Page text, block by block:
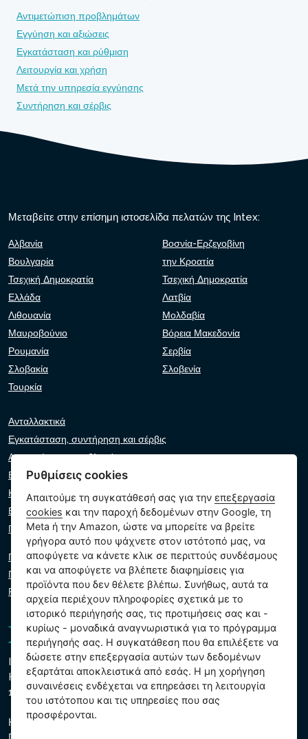
Αντιμετώπιση προβλημάτων
Εγγύηση και αξιώσεις
Εγκατάσταση και ρύθμιση
Λειτουργία και χρήση
Μετά την υπηρεσία εγγύησης
Συντήρηση και σέρβις
Μεταβείτε στην επίσημη ιστοσελίδα πελατών της Intex:
Αλβανία
Βοσνία-Ερζεγοβίνη
Βουλγαρία
την Κροατία
Τσεχική Δημοκρατία
Τσεχική Δημοκρατία
Ελλάδα
Λατβία
Λιθουανία
Μολδαβία
Μαυροβούνιο
Βόρεια Μακεδονία
Ρουμανία
Σερβία
Σλοβακία
Σλοβενία
Τουρκία
Ανταλλακτικά
Εγκατάσταση, συντήρηση και σέρβις
Αντιμετώπιση προβλημάτων
Εγγυήσεις και αξιώσεις
Κατάλογος λιανοπωλητών
Εικονικός βοηθός
Γράψτε μας
Πολιτική απορρήτου
Πολιτική cookie
Ρυθμίσεις cookies
Intex Trading, s.r.o.
Hradecká 2526/3
130 00 Πράγα 3 - Τσεχική Δημοκρατία
Η εταιρεία είναι εγγεγραμμένη στο δημοτικό δικαστήριο της
Ρυθμίσεις cookies
Απαιτούμε τη συγκατάθεσή σας για τηνεπεξεργασία
cookies και την παροχή δεδομένων στην Google, τη
Meta ή την Amazon, ώστε να μπορείτε να βρείτε
γρήγορα αυτό που ψάχνετε στον ιστότοπό μας, να
αποφύγετε να κάνετε κλικ σε περιττούς συνδέσμους
και να αποφύγετε να βλέπετε διαφημίσεις για
προϊόντα που δεν θέλετε βλέπω. Συνήθως, αυτά τα
αρχεία περιέχουν πληροφορίες σχετικά με το
ιστορικό περιήγησής σας, τις προτιμήσεις σας και -
κυρίως - μοναδικά αναγνωριστικά για το πρόγραμμα
περιήγησής σας. Η συγκατάθεση που θα επιλέξετε να
δώσετε στην επεξεργασία αυτών των δεδομένων
εξαρτάται αποκλειστικά από εσάς. Η μη χορήγηση
συναινέσεις ενδέχεται να επηρεάσει τη λειτουργία
του ιστότοπου και τις υπηρεσίες που σας
προσφέρονται.